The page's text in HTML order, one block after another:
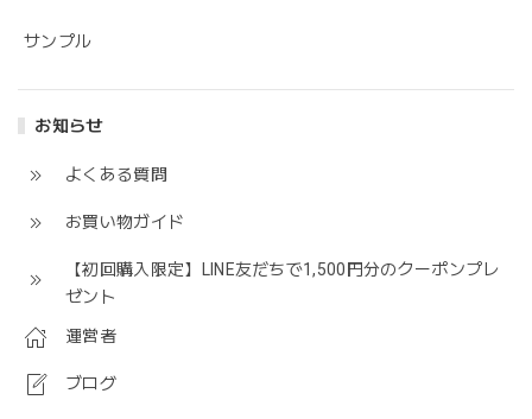
サンプル
お知らせ
よくある質問
お買い物ガイド
【初回購入限定】LINE友だちで1,500円分のクーポンプレ
ゼント
運営者
ブログ